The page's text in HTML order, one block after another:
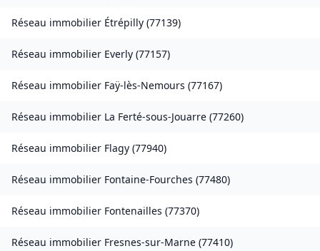
Réseau immobilier Étrépilly (77139)
Réseau immobilier Everly (77157)
Réseau immobilier Faÿ-lès-Nemours (77167)
Réseau immobilier La Ferté-sous-Jouarre (77260)
Réseau immobilier Flagy (77940)
Réseau immobilier Fontaine-Fourches (77480)
Réseau immobilier Fontenailles (77370)
Réseau immobilier Fresnes-sur-Marne (77410)